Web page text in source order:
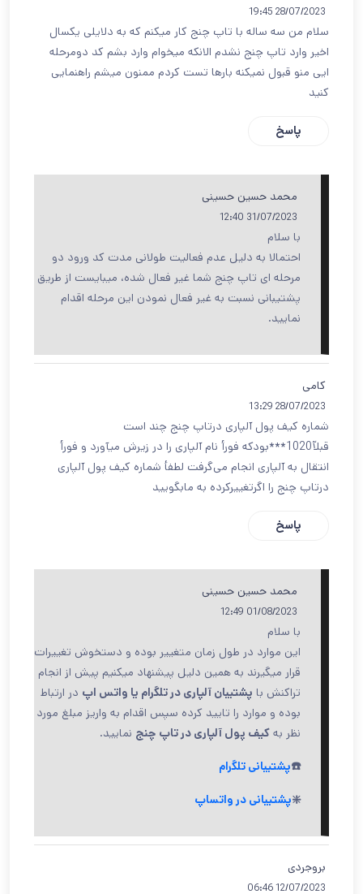
28/07/2023 19:45
سلام من سه ساله با تاپ چنج کار میکنم که به دلایلی یکسال
اخیر وارد تاپ چنج نشدم الانکه میخوام وارد بشم کد دومرحله
ایی منو قبول نمیکنه بارها تست کردم ممنون میشم راهنمایی
کنید
پاسخ
محمد حسین حسینی
31/07/2023 12:40
با سلام
احتمالا به دلیل عدم فعالیت طولانی مدت کد ورود دو
مرحله ای تاپ چنج شما غیر فعال شده، میبایست از طریق
پشتیبانی نسبت به غیر فعال نمودن این مرحله اقدام
نمایید.
کامی
28/07/2023 13:29
شماره کیف پول آلپاری درتاپ چنج چند است
قبلآ1020***بودکه فورأ نام آلپاری را در زیرش میآورد و فورأ
انتقال به آلپاری انجام می‌گرفت لطفأ شماره کیف پول آلپاری
درتاپ چنج را اگرتغییرکرده به مابگویید
پاسخ
محمد حسین حسینی
01/08/2023 12:49
با سلام
این موارد در طول زمان متغییر بوده و دستخوش تغییرات
قرار میگیرند به همین دلیل پیشنهاد میکنیم پیش از انجام
تراکنش با پشتیبان آلپاری در تلگرام یا واتس اپ در ارتباط
بوده و موارد را تایید کرده سپس اقدام به واریز مبلغ مورد
نظر به کیف پول آلپاری در تاپ چنج نمایید.
☎️پشتیبانی تلگرام
❇️پشتیبانی در واتساپ
بروجردی
12/07/2023 06:46